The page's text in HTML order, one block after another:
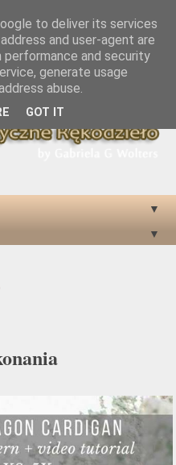
▼
▼
to deliver its services
and user-agent are
performance and security
generate usage
abuse.
GOT IT